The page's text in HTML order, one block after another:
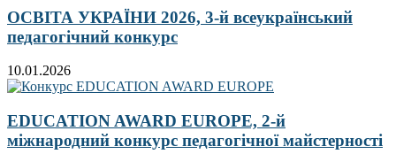
ОСВІТА УКРАЇНИ 2026, 3-й всеукраїнський
педагогічний конкурс
10.01.2026
EDUCATION AWARD EUROPE, 2-й
міжнародний конкурс педагогічної майстерності